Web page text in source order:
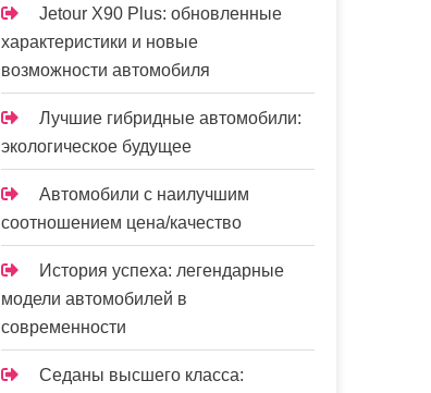
Jetour X90 Plus: обновленные
характеристики и новые
возможности автомобиля
Лучшие гибридные автомобили:
экологическое будущее
Автомобили с наилучшим
соотношением цена/качество
История успеха: легендарные
модели автомобилей в
современности
Седаны высшего класса: